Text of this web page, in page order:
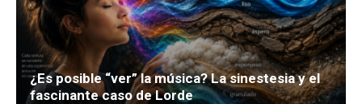
¿Es posible “ver” la música? La sinestesia y el
fascinante caso de Lorde